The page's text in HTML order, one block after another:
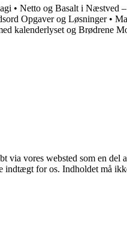
• Netto og Basalt i Næstved
Opgaver og Løsninger•
kalenderlyset og Brødrene
vores websted som en del
for os. Indholdet må